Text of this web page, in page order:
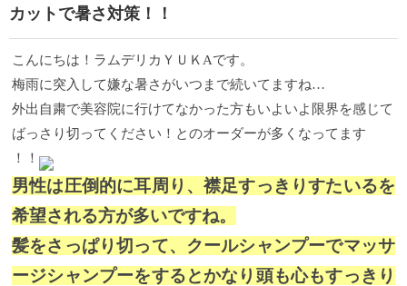
カットで暑さ対策！！
こんにちは！ラムデリカＹＵＫAです。
梅雨に突入して嫌な暑さがいつまで続いてますね…
外出自粛で美容院に行けてなかった方もいよいよ限界を感じて
ばっさり切ってください！とのオーダーが多くなってます
！！
男性は圧倒的に耳周り、襟足すっきりすたいるを
希望される方が多いですね。
髪をさっぱり切って、クールシャンプーでマッサ
ージシャンプーをするとかなり頭も心もすっきり